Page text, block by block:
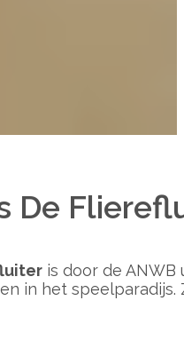
De
is door de
in het